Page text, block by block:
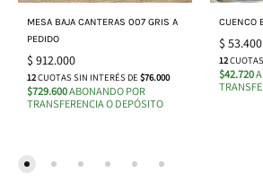
MESA BAJA CANTERAS 007 GRIS A
PEDIDO
$ 912.000
12CUOTAS SIN INTERÉS DE $76.000
$729.600ABONANDO POR
TRANSFERENCIA O DEPÓSITO
CUENCO
$ 53.400
12
$42.720